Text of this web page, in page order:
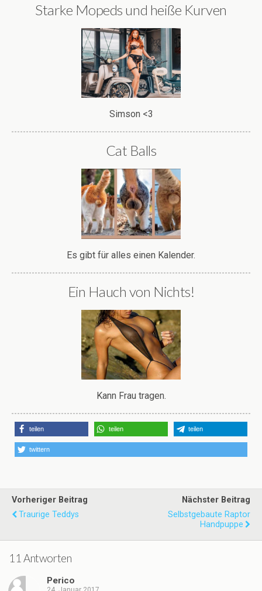
Starke Mopeds und heiße Kurven
Simson <3
Cat Balls
Es gibt für alles einen Kalender.
Ein Hauch von Nichts!
Kann Frau tragen.
teilen teilen teilen
twittern
Vorheriger Beitrag
Traurige Teddys
Nächster Beitrag
Selbstgebaute Raptor
Handpuppe
11 Antworten
Perico